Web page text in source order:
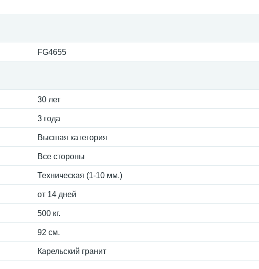
FG4655
30 лет
3 года
Высшая категория
Все стороны
Техническая (1-10 мм.)
от 14 дней
500 кг.
92 см.
Карельский гранит